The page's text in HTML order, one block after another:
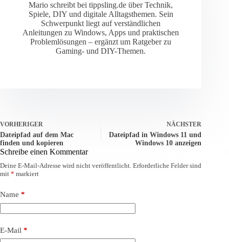
Mario schreibt bei tippsling.de über Technik,
Spiele, DIY und digitale Alltagsthemen. Sein
Schwerpunkt liegt auf verständlichen
Anleitungen zu Windows, Apps und praktischen
Problemlösungen – ergänzt um Ratgeber zu
Gaming- und DIY-Themen.
VORHERIGER
Dateipfad auf dem Mac
finden und kopieren
NÄCHSTER
Dateipfad in Windows 11 und
Windows 10 anzeigen
Schreibe einen Kommentar
Deine E-Mail-Adresse wird nicht veröffentlicht. Erforderliche Felder sind
mit * markiert
Name *
E-Mail *